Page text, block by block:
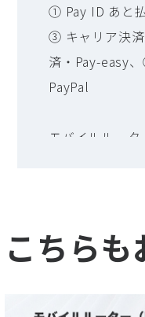
① Pay ID あと
③ キャリア決
済・Pay-easy
PayPal
モバイルルー
こちら